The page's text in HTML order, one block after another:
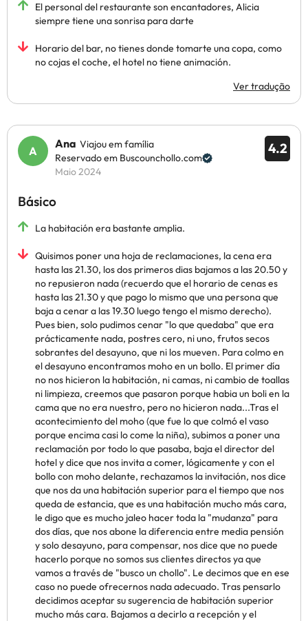
El personal del restaurante son encantadores, Alicia
siempre tiene una sonrisa para darte
Horario del bar, no tienes donde tomarte una copa, como
no cojas el coche, el hotel no tiene animación.
Ver tradução
4.2
Ana Viajou em família
Reservado em Buscounchollo.com
Maio 2024
Básico
La habitación era bastante amplia.
Quisimos poner una hoja de reclamaciones, la cena era
hasta las 21.30, los dos primeros dias bajamos a las 20.50 y
no repusieron nada (recuerdo que el horario de cenas es
hasta las 21.30 y que pago lo mismo que una persona que
baja a cenar a las 19.30 luego tengo el mismo derecho).
Pues bien, solo pudimos cenar "lo que quedaba" que era
prácticamente nada, postres cero, ni uno, frutos secos
sobrantes del desayuno, que ni los mueven. Para colmo en
el desayuno encontramos moho en un bollo. El primer día
no nos hicieron la habitación, ni camas, ni cambio de toallas
ni limpieza, creemos que pasaron porque habia un boli en la
cama que no era nuestro, pero no hicieron nada...Tras el
acontecimiento del moho (que fue lo que colmó el vaso
porque encima casi lo come la niña), subimos a poner una
reclamación por todo lo que pasaba, baja el director del
hotel y dice que nos invita a comer, lógicamente y con el
bollo con moho delante, rechazamos la invitación, nos dice
que nos da una habitación superior para el tiempo que nos
queda de estancia, que es una habitación mucho más cara,
le digo que es mucho jaleo hacer toda la "mudanza" para
dos días, que nos abone la diferencia entre media pensión
y solo desayuno, para compensar, nos dice que no puede
hacerlo porque no somos sus clientes directos ya que
vamos a través de "busco un chollo". Le decimos que en ese
caso no puede ofrecernos nada adecuado. Tras pensarlo
decidimos aceptar su sugerencia de habitación superior
mucho más cara. Bajamos a decirlo a recepción y el